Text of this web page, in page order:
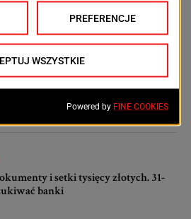
NASTĘPNY TEKST
Dom Kultury
i setki tysięcy złotych. 31-
banki